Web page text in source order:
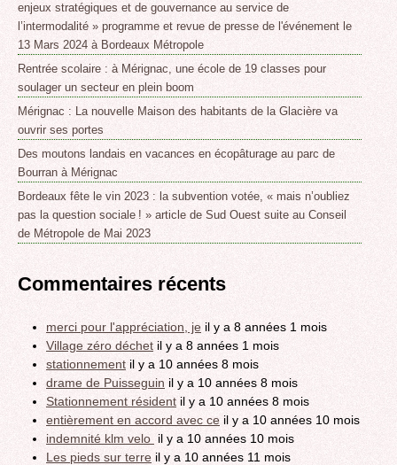
enjeux stratégiques et de gouvernance au service de
l’intermodalité » programme et revue de presse de l'événement le
13 Mars 2024 à Bordeaux Métropole
Rentrée scolaire : à Mérignac, une école de 19 classes pour
soulager un secteur en plein boom
Mérignac : La nouvelle Maison des habitants de la Glacière va
ouvrir ses portes
Des moutons landais en vacances en écopâturage au parc de
Bourran à Mérignac
Bordeaux fête le vin 2023 : la subvention votée, « mais n’oubliez
pas la question sociale ! » article de Sud Ouest suite au Conseil
de Métropole de Mai 2023
Commentaires récents
merci pour l'appréciation, je il y a 8 années 1 mois
Village zéro déchet il y a 8 années 1 mois
stationnement il y a 10 années 8 mois
drame de Puisseguin il y a 10 années 8 mois
Stationnement résident il y a 10 années 8 mois
entièrement en accord avec ce il y a 10 années 10 mois
indemnité klm velo il y a 10 années 10 mois
Les pieds sur terre il y a 10 années 11 mois